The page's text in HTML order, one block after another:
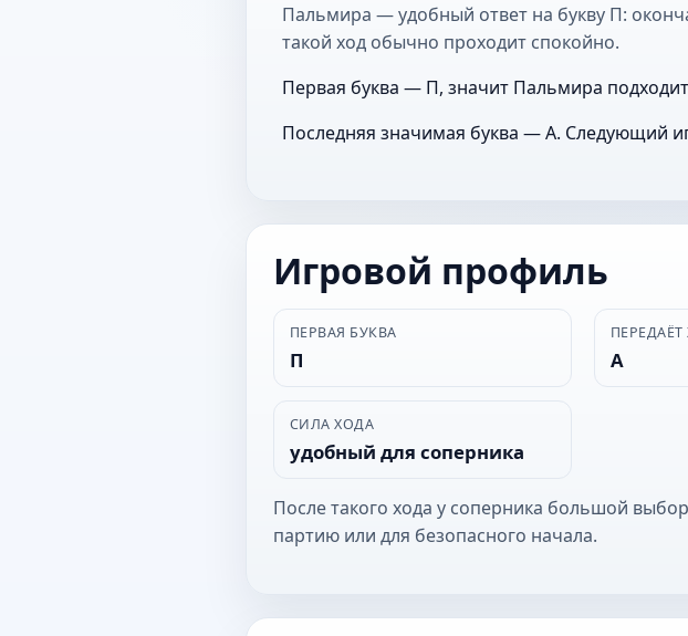
Пальмира — удобный ответ на букву П:
такой ход обычно проходит спокойно.
Первая буква — П, значит Пальмира
Последняя значимая буква — А. Следующий
Игровой профиль
ПЕРВАЯ БУКВА
П А
СИЛА ХОДА
удобный для соперника
После такого хода у соперника большой
партию или для безопасного начала.